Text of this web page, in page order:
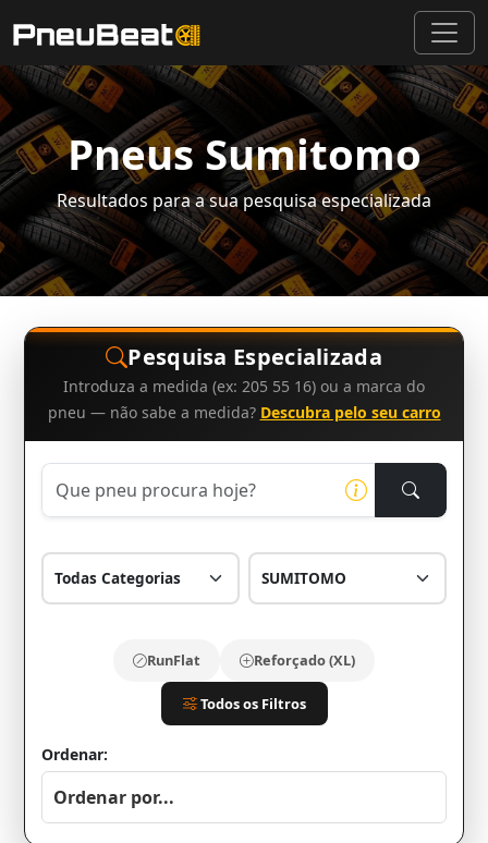
Pneus Sumitomo
Resultados para a sua pesquisa especializada
Pesquisa Especializada
Introduza a medida (ex: 205 55 16) ou a marca do
pneu — não sabe a medida? Descubra pelo seu carro
RunFlat Reforçado (XL)
Todos os Filtros
Ordenar: